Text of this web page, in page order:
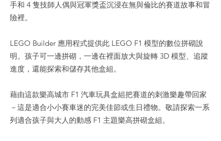
手和 4 隻技師人偶與冠軍獎盃沉浸在無與倫比的賽道故事和冒
險裡。
LEGO Builder 應用程式提供此 LEGO F1 模型的數位拼砌說
明。孩子可一邊拼砌，一邊在裡面放大與旋轉 3D 模型、追蹤
進度，還能探索和儲存其他盒組。
藉由這款樂高城市 F1 汽車玩具盒組把賽道的刺激樂趣帶回家
－這是適合小小賽車迷的完美佳節或生日禮物。敬請探索一系
列適合孩子與大人的動感 F1 主題樂高拼砌盒組。